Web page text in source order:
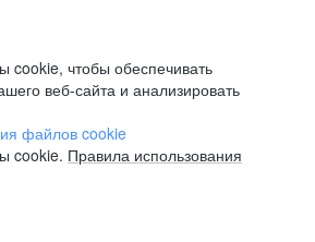
чтобы обеспечивать
веб-сайта и анализировать
файлов cookie
cookie. Правила использования